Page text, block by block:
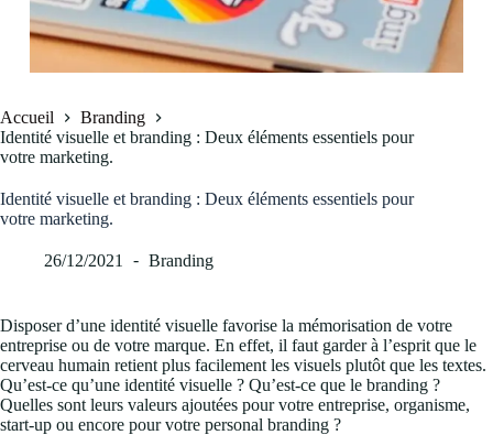
Accueil
Branding
Identité visuelle et branding : Deux éléments essentiels pour
votre marketing.
Identité visuelle et branding : Deux éléments essentiels pour
votre marketing.
26/12/2021 Branding
Disposer d’une identité visuelle favorise la mémorisation de votre
entreprise ou de votre marque. En effet, il faut garder à l’esprit que le
cerveau humain retient plus facilement les visuels plutôt que les textes.
Qu’est-ce qu’une identité visuelle ? Qu’est-ce que le branding ?
Quelles sont leurs valeurs ajoutées pour votre entreprise, organisme,
start-up ou encore pour votre personal branding ?